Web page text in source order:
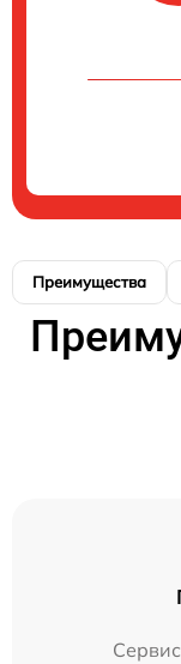
Преимущества